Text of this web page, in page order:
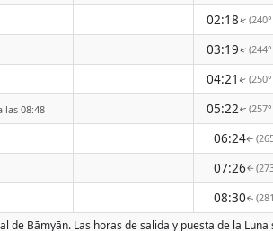
02:18↑
03:19↑
04:21 ↑
las 08:48 05:22↑
06:24↑
07:26↑
08:30↑
de Bāmyān. Las horas de salida y puesta de la